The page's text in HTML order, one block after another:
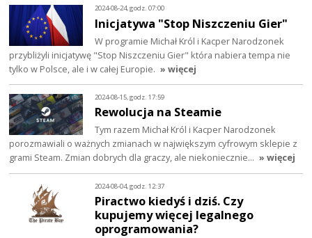
2024-08-24, godz. 07:00
Inicjatywa "Stop Niszczeniu Gier"
W programie Michał Król i Kacper Narodzonek
przybliżyli inicjatywę "Stop Niszczeniu Gier" która nabiera tempa nie
tylko w Polsce, ale i w całej Europie. » więcej
2024-08-15, godz. 17:59
Rewolucja na Steamie
Tym razem Michał Król i Kacper Narodzonek
porozmawiali o ważnych zmianach w największym cyfrowym sklepie z
grami Steam. Zmian dobrych dla graczy, ale niekoniecznie… » więcej
2024-08-04, godz. 12:37
Piractwo kiedyś i dziś. Czy
kupujemy więcej legalnego
oprogramowania?